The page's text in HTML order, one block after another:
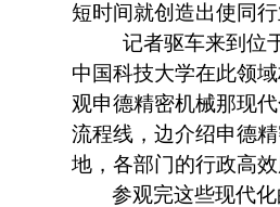
短时间就创造出使同
记者驱车来到位
中国科技大学在此领
观申德精密机械那现
流程线，边介绍申德
地，各部门的行政高
参观完这些现代